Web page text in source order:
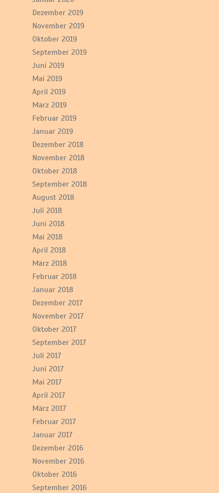
Dezember 2019
November 2019
Oktober 2019
September 2019
Juni 2019
Mai 2019
April 2019
März 2019
Februar 2019
Januar 2019
Dezember 2018
November 2018
Oktober 2018
September 2018
August 2018
Juli 2018
Juni 2018
Mai 2018
April 2018
März 2018
Februar 2018
Januar 2018
Dezember 2017
November 2017
Oktober 2017
September 2017
Juli 2017
Juni 2017
Mai 2017
April 2017
März 2017
Februar 2017
Januar 2017
Dezember 2016
November 2016
Oktober 2016
September 2016